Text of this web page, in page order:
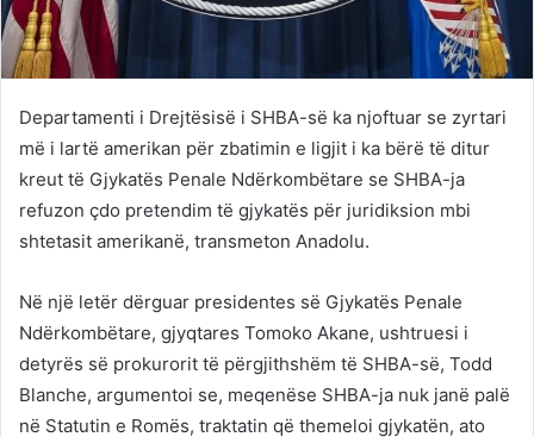
Departamenti i Drejtësisë i SHBA-së ka njoftuar se zyrtari
më i lartë amerikan për zbatimin e ligjit i ka bërë të ditur
kreut të Gjykatës Penale Ndërkombëtare se SHBA-ja
refuzon çdo pretendim të gjykatës për juridiksion mbi
shtetasit amerikanë, transmeton Anadolu.
Në një letër dërguar presidentes së Gjykatës Penale
Ndërkombëtare, gjyqtares Tomoko Akane, ushtruesi i
detyrës së prokurorit të përgjithshëm të SHBA-së, Todd
Blanche, argumentoi se, meqenëse SHBA-ja nuk janë palë
në Statutin e Romës, traktatin që themeloi gjykatën, ato